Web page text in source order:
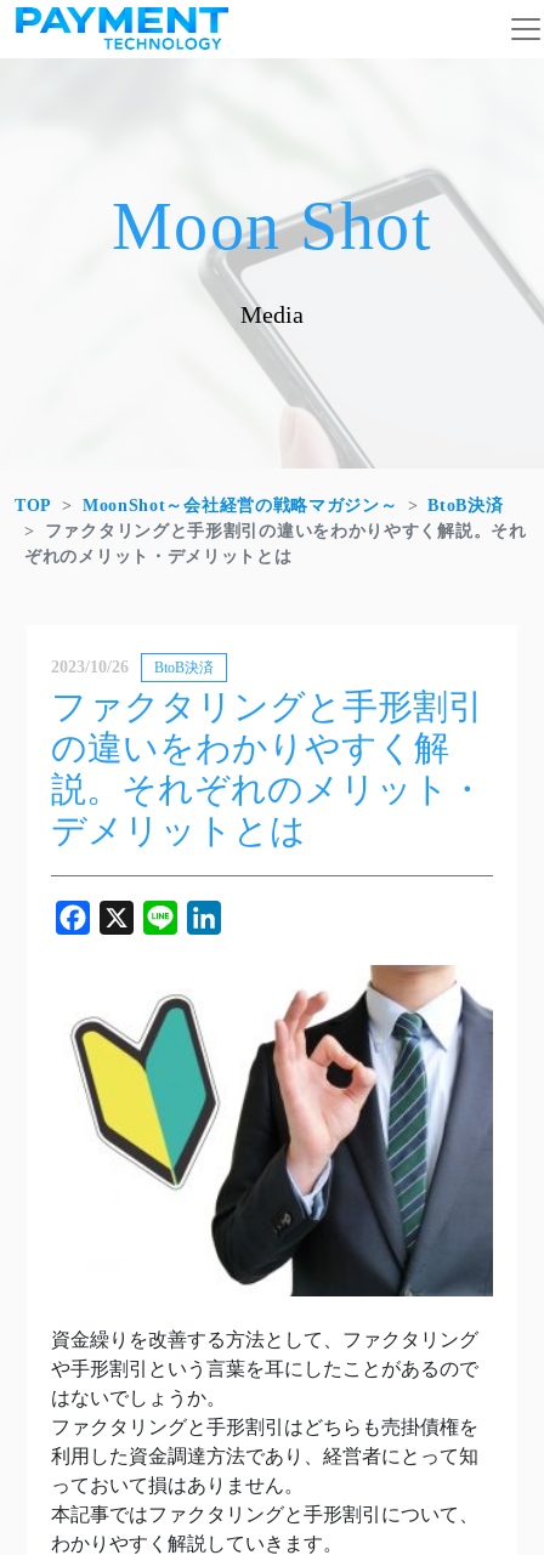
コンテンツへスキップ
メインナビゲーション
Moon Shot
Media
TOP MoonShot～会社経営の戦略マガジン～
BtoB決済
ファクタリングと手形割引の違いをわかりやすく解説。それ
ぞれのメリット・デメリットとは
2023/10/26 BtoB決済
ファクタリングと手形割引
の違いをわかりやすく解
説。それぞれのメリット・
デメリットとは
Facebook
X Line
資金繰りを改善する方法として、ファクタリング
や手形割引という言葉を耳にしたことがあるので
はないでしょうか。
ファクタリングと手形割引はどちらも売掛債権を
利用した資金調達方法であり、経営者にとって知
っておいて損はありません。
本記事ではファクタリングと手形割引について、
わかりやすく解説していきます。